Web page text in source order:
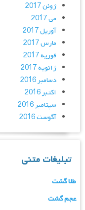
ژوئن 2017
می 2017
آوریل 2017
مارس 2017
فوریه 2017
ژانویه 2017
دسامبر 2016
اکتبر 2016
سپتامبر 2016
آگوست 2016
تبلیغات متنی
طلا گشت
عجم گشت